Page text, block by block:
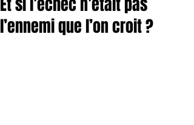
l’ennemi que l’on croit ?